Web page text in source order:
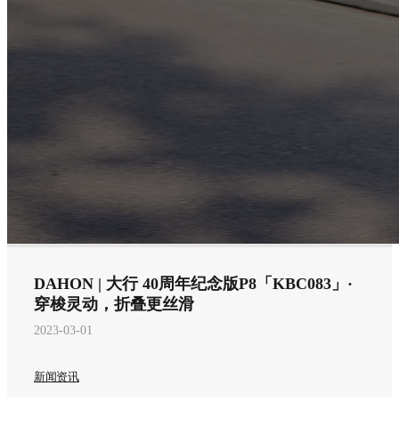
DAHON | 大行 40周年纪念版P8「KBC083」·
穿梭灵动，折叠更丝滑
2023-03-01
新闻资讯